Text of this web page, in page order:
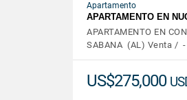
Apartamento
APARTAMENTO EN
APARTAMENTO EN
SABANA (AL) Venta / -
US$275,000